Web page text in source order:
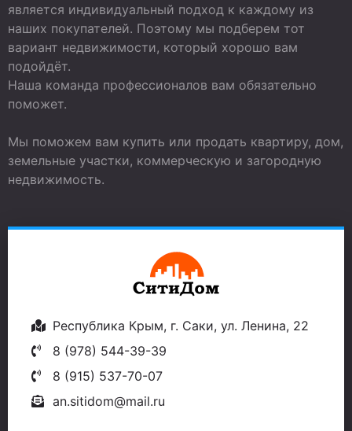
является индивидуальный подход к каждому из
наших покупателей. Поэтому мы подберем тот
вариант недвижимости, который хорошо вам
подойдёт.
Наша команда профессионалов вам обязательно
поможет.
Мы поможем вам купить или продать квартиру, дом,
земельные участки, коммерческую и загородную
недвижимость.
Республика Крым, г. Саки, ул. Ленина, 22
8 (978) 544-39-39
8 (915) 537-70-07
an.sitidom@mail.ru